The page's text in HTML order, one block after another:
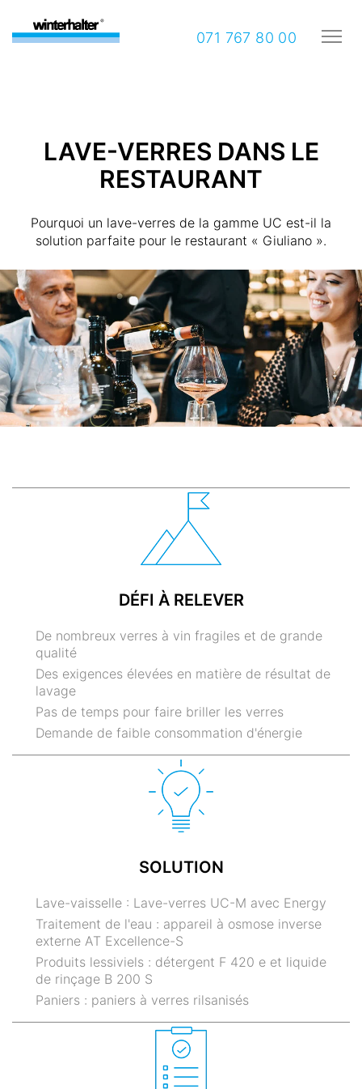
071 767 80 00
LAVE-VERRES DANS LE
RESTAURANT
Pourquoi un lave-verres de la gamme UC est-il la
solution parfaite pour le restaurant « Giuliano ».
DÉFI À RELEVER
De nombreux verres à vin fragiles et de grande
qualité
Des exigences élevées en matière de résultat de
lavage
Pas de temps pour faire briller les verres
Demande de faible consommation d'énergie
SOLUTION
Lave-vaisselle : Lave-verres UC-M avec Energy
Traitement de l'eau : appareil à osmose inverse
externe AT Excellence-S
Produits lessiviels : détergent F 420 e et liquide
de rinçage B 200 S
Paniers : paniers à verres rilsanisés